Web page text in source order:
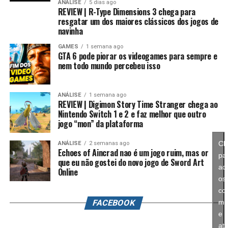
anos, Splatoon foi visto principalmente como um jogo
competitivo, mas Splatoon Raiders mostra que existe
espaço para expandir esse universo com uma campanha
mais ambiciosa e cheia de conteúdo. Caso a recepção dos
jogadores seja positiva, é bem possível que a Nintendo
continue investindo nesse formato e transforme o modo
história em um dos pilares da série daqui para frente.
No fim das contas, fica a sensação de que Splatoon
Raiders funciona como um grande laboratório para o
futuro da franquia. A Nintendo parece estar testando
novas mecânicas, um mundo mais aberto, sistemas de
progressão e uma campanha muito mais ambiciosa para
entender como os jogadores vão reagir. Se a recepção
for positiva, é bem possível que muitas dessas ideias
evolutivas e aumenta bastante os atributos, permitindo
alcançar formas como Campeão, Ultimate e Mega com
estatísticas cada vez melhores.
É um sistema profundo que recompensa quem gosta de
montar equipes fortes e experimentar diferentes
árvores evolutivas.
ANÁLISE 5 dias ago
REVIEW | R-Type Dimensions 3 chega para
resgatar um dos maiores clássicos dos jogos de
navinha
GAMES 1 semana ago
GTA 6 pode piorar os videogames para sempre e
nem todo mundo percebeu isso
ANÁLISE 1 semana ago
REVIEW | Digimon Story Time Stranger chega ao
Nintendo Switch 1 e 2 e faz melhor que outro
jogo “mon” da plataforma
ANÁLISE 2 semanas ago
Echoes of Aincrad nao é um jogo ruim, mas or
que eu não gostei do novo jogo de Sword Art
Online
FACEBOOK
os
e